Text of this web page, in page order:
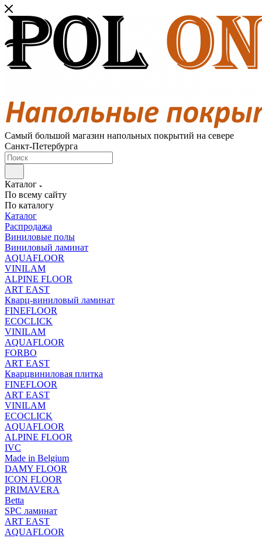
Самый большой магазин напольных покрытий на севере
Санкт-Петербурга
Каталог
По всему сайту
По каталогу
Каталог
Распродажа
Виниловые полы
Виниловый ламинат
AQUAFLOOR
VINILAM
ALPINE FLOOR
ART EAST
Кварц-виниловый ламинат
FINEFLOOR
ECOCLICK
VINILAM
AQUAFLOOR
FORBO
ART EAST
Кварцвиниловая плитка
FINEFLOOR
ART EAST
VINILAM
ECOCLICK
AQUAFLOOR
ALPINE FLOOR
IVC
Made in Belgium
DAMY FLOOR
ICON FLOOR
PRIMAVERA
Betta
SPC ламинат
ART EAST
AQUAFLOOR